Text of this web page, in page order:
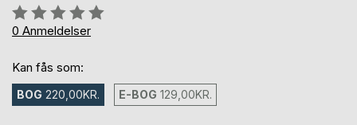
Anmeldelse::
0%
0 Anmeldelser
Kan fås som:
BOG 220,00KR. E-BOG 129,00KR.